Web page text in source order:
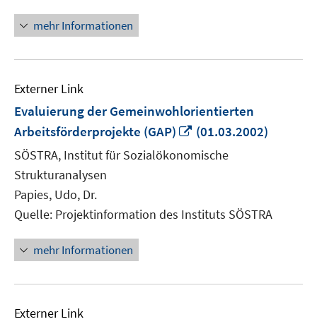
mehr Informationen
Externer Link
Evaluierung der Gemeinwohlorientierten
Arbeitsförderprojekte (GAP)
In
neuem
Fenster
(01.03.2002)
SÖSTRA, Institut für Sozialökonomische
Strukturanalysen
Papies, Udo, Dr.
Quelle: Projektinformation des Instituts SÖSTRA
mehr Informationen
Externer Link